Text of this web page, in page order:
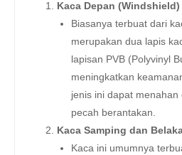
Kaca Depan (Windshield)
Biasanya terbuat dari
merupakan dua lapis
lapisan PVB (Polyvinyl
meningkatkan
jenis ini dapat
pecah berantakan.
Kaca Samping dan
Kaca ini umumnya